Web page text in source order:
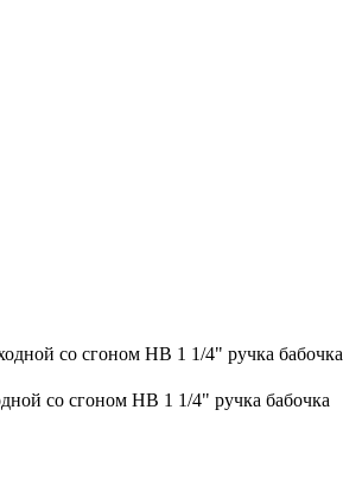
со сгоном НВ 1 1/4" ручка бабочка
со сгоном НВ 1 1/4" ручка бабочка